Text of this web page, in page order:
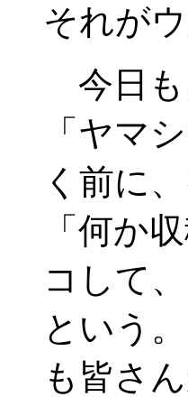
それが
今日も
「ヤマ
く前に
「何か
コして
という
も皆さ